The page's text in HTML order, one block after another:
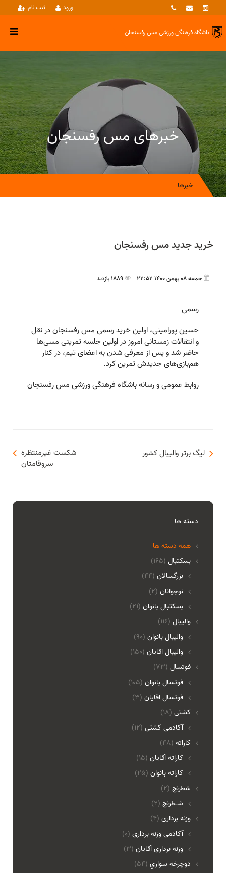
ثبت نام ورود
باشگاه فرهنگی ورزشیمس رفسنجان
خبرهای مس رفسنجان
خبرها
خريد جديد مس رفسنجان
جمعه 08 بهمن 1400 22:52
رسمی
حسین پورامینی، اولین خرید رسمی مس رفسنجان در نقل
و انتقالات زمستانی امروز در اولین جلسه تمرینی مسی‌ها
حاضر شد و پس از معرفی شدن به اعضای تیم، در کنار
هم‌بازی‌های جدیدش تمرین کرد.
روابط عمومی و رسانه باشگاه فرهنگی ورزشی مس رفسنجان
شكست غيرمنتظره
سروقامتان
لیگ برتر والیبال کشور
دسته ها
همه دسته ها
(165) بسکتبال
بزرگسالان (44)
نوجوانان (2)
بسکتبال بانوان (21)
(116) والیبال
واليبال بانوان (90)
واليبال اقايان (150)
(73) فوتسال
فوتسال بانوان (105)
فوتسال اقايان (3)
(18) کشتی
آکادمی کشتی (12)
(48) کاراته
کاراته آقایان (15)
کاراته بانوان (25)
(2) شطرنج
شـطرنج (2)
(4) وزنه برداری
آکادمی وزنه برداری (0)
وزنه برداری آقایان (3)
(54) دوچرخه سواري